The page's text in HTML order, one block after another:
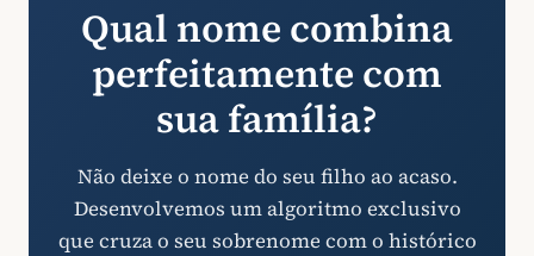
Qual nome combina
perfeitamente com
sua família?
Não deixe o nome do seu filho ao acaso.
Desenvolvemos um algoritmo exclusivo
que cruza o seu sobrenome com o histórico